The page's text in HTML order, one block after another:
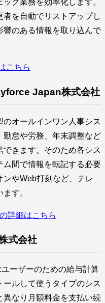
ク業務を効率化します。
を自動でリストアップし
響のある情報を取り込んで
こちら
Japan株式会社
オールインワン人事シス
勤怠や労務、年末調整など
きます。そのため各シス
ム間で情報を転記する必要
ンやWeb打刻など、テレ
す。
詳細はこちら
式会社
ーザーのための給与計算
ルして使うタイプのシス
異なり月額料金を支払い続